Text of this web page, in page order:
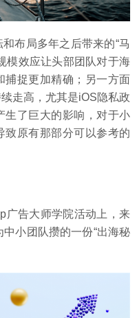
布局多年之后带来的“马
模效应让头部团队对于海
捕捉更加精确；另一方面
走高，尤其是iOS隐私政
生了巨大的影响，对于小
致原有那部分可以参考的
广告大师学院活动上，来
小团队攒的一份“出海秘